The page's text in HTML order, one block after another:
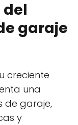
garaje
creciente
una
de garaje,
y